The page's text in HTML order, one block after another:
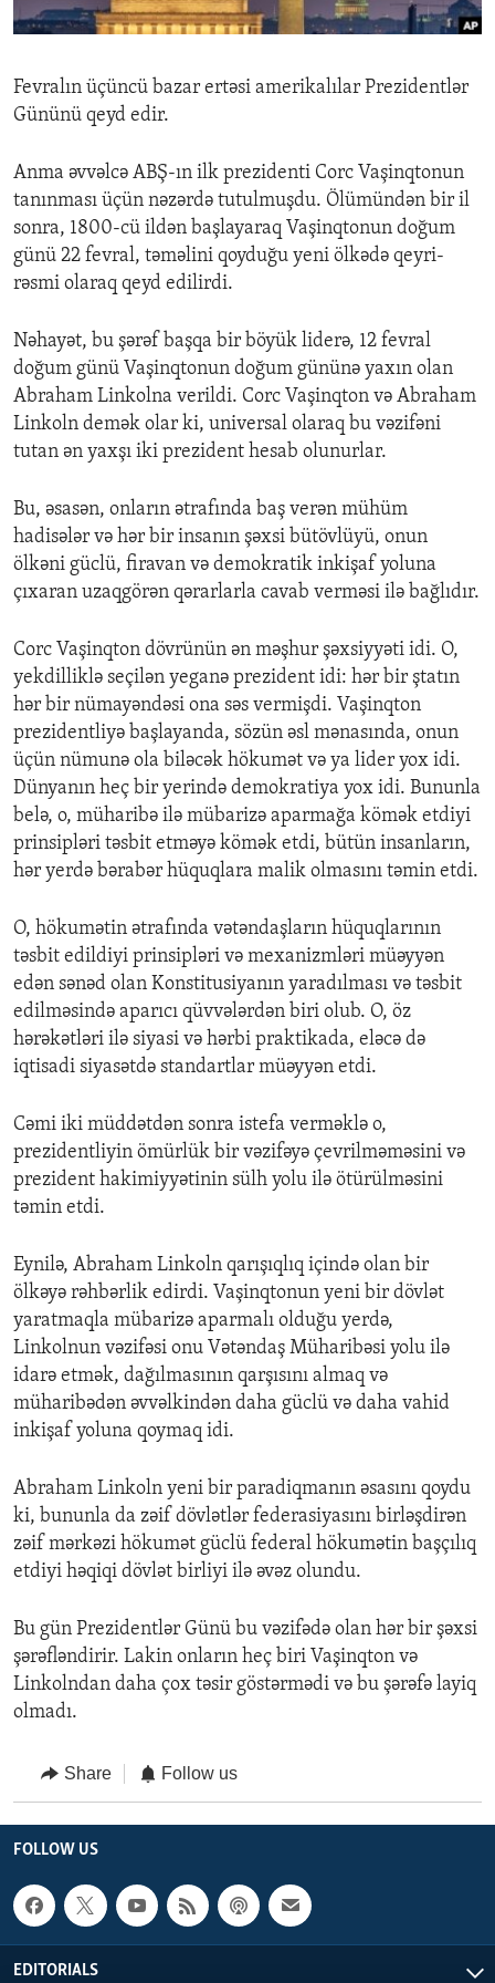
ENVIRONMENT AND HEALTH
Fevralın üçüncü bazar ertəsi amerikalılar Prezidentlər
Gününü qeyd edir.
Anma əvvəlcə ABŞ-ın ilk prezidenti Corc Vaşinqtonun
tanınması üçün nəzərdə tutulmuşdu. Ölümündən bir il
sonra, 1800-cü ildən başlayaraq Vaşinqtonun doğum
günü 22 fevral, təməlini qoyduğu yeni ölkədə qeyri-
rəsmi olaraq qeyd edilirdi.
Nəhayət, bu şərəf başqa bir böyük liderə, 12 fevral
doğum günü Vaşinqtonun doğum gününə yaxın olan
Abraham Linkolna verildi. Corc Vaşinqton və Abraham
Linkoln demək olar ki, universal olaraq bu vəzifəni
tutan ən yaxşı iki prezident hesab olunurlar.
Bu, əsasən, onların ətrafında baş verən mühüm
hadisələr və hər bir insanın şəxsi bütövlüyü, onun
ölkəni güclü, firavan və demokratik inkişaf yoluna
çıxaran uzaqgörən qərarlarla cavab verməsi ilə bağlıdır.
Corc Vaşinqton dövrünün ən məşhur şəxsiyyəti idi. O,
yekdilliklə seçilən yeganə prezident idi: hər bir ştatın
hər bir nümayəndəsi ona səs vermişdi. Vaşinqton
prezidentliyə başlayanda, sözün əsl mənasında, onun
üçün nümunə ola biləcək hökumət və ya lider yox idi.
Dünyanın heç bir yerində demokratiya yox idi. Bununla
belə, o, müharibə ilə mübarizə aparmağa kömək etdiyi
prinsipləri təsbit etməyə kömək etdi, bütün insanların,
hər yerdə bərabər hüquqlara malik olmasını təmin etdi.
O, hökumətin ətrafında vətəndaşların hüquqlarının
təsbit edildiyi prinsipləri və mexanizmləri müəyyən
edən sənəd olan Konstitusiyanın yaradılması və təsbit
edilməsində aparıcı qüvvələrdən biri olub. O, öz
hərəkətləri ilə siyasi və hərbi praktikada, eləcə də
iqtisadi siyasətdə standartlar müəyyən etdi.
Cəmi iki müddətdən sonra istefa verməklə o,
prezidentliyin ömürlük bir vəzifəyə çevrilməməsini və
prezident hakimiyyətinin sülh yolu ilə ötürülməsini
təmin etdi.
Eynilə, Abraham Linkoln qarışıqlıq içində olan bir
ölkəyə rəhbərlik edirdi. Vaşinqtonun yeni bir dövlət
yaratmaqla mübarizə aparmalı olduğu yerdə,
Linkolnun vəzifəsi onu Vətəndaş Müharibəsi yolu ilə
idarə etmək, dağılmasının qarşısını almaq və
müharibədən əvvəlkindən daha güclü və daha vahid
inkişaf yoluna qoymaq idi.
Abraham Linkoln yeni bir paradiqmanın əsasını qoydu
ki, bununla da zəif dövlətlər federasiyasını birləşdirən
zəif mərkəzi hökumət güclü federal hökumətin başçılıq
etdiyi həqiqi dövlət birliyi ilə əvəz olundu.
Bu gün Prezidentlər Günü bu vəzifədə olan hər bir şəxsi
şərəfləndirir. Lakin onların heç biri Vaşinqton və
Linkolndan daha çox təsir göstərmədi və bu şərəfə layiq
olmadı.
Share Follow us
FOLLOW US
EDITORIALS